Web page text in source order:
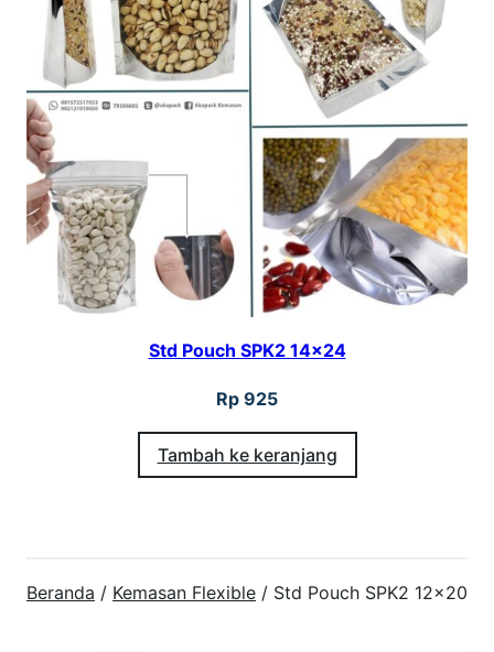
Std Pouch SPK2 14×24
Rp 925
Tambah ke keranjang
Beranda / Kemasan Flexible / Std Pouch SPK2 12×20